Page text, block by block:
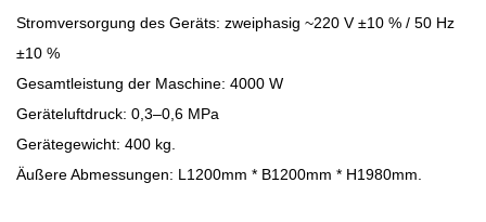
Stromversorgung des Geräts: zweiphasig ~220 V ±10 % / 50 Hz
±10 %
Gesamtleistung der Maschine: 4000 W
Geräteluftdruck: 0,3–0,6 MPa
Gerätegewicht: 400 kg.
Äußere Abmessungen: L1200mm * B1200mm * H1980mm.